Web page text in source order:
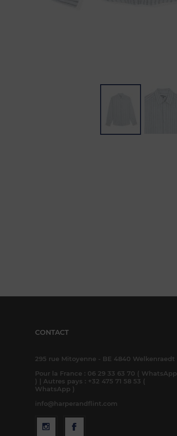
CONTACT
295 rue Mitoyenne - BE 4840 Welkenraedt
Pour la France : 06 29 33 63 70 ( WhatsApp
) | Autres pays : +32 475 71 58 53 (
WhatsApp )
info@harperandflint.com